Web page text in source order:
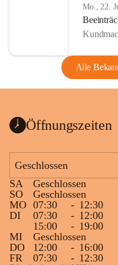
Mo., 22.
Alle
Öffnungszeiten
Geschlossen
SA
Geschlossen
SO
Geschlossen
MO 07:30 - 12:30
DI
07:30 - 12:00
15:00
- 19:00
MI
Geschlossen
DO
12:00 - 16:00
FR
07:30 - 12:30